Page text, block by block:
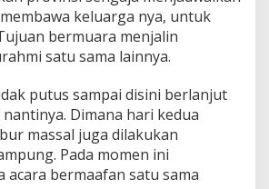
keluarga nya, untuk
bermuara menjalin
satu sama lainnya.
putus sampai disini berlanjut
Dimana hari kedua
massal juga dilakukan
Pada momen ini
acara bermaafan satu sama